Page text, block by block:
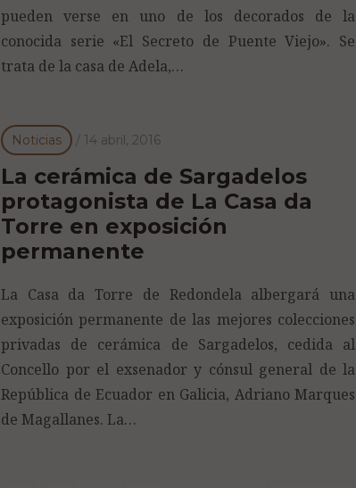
pueden verse en uno de los decorados de la
conocida serie «El Secreto de Puente Viejo». Se
trata de la casa de Adela,…
Noticias / 14 abril, 2016
La cerámica de Sargadelos
protagonista de La Casa da
Torre en exposición
permanente
La Casa da Torre de Redondela albergará una
exposición permanente de las mejores colecciones
privadas de cerámica de Sargadelos, cedida al
Concello por el exsenador y cónsul general de la
República de Ecuador en Galicia, Adriano Marques
de Magallanes. La…